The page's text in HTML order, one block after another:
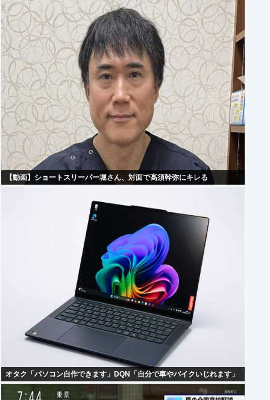
【動画】ショートスリーパー堀さん、対面で高須幹弥にキレる
オタク「パソコン自作できます」DQN「自分で車やバイクいじれます」